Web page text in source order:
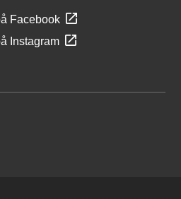
Facebook
Instagram